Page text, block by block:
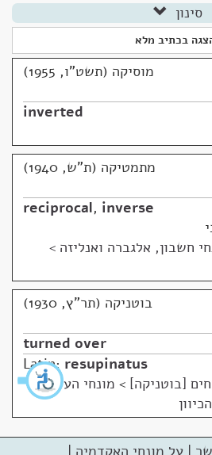
סינון
בכתיב מלא
מוסיקה (תשט"ו, 1955)
inverted
מתמטיקה (ת"ש, 1940)
reciprocal, inverse
חשבון, אלגברה ואנליזה >
בוטניקה (תר"ץ, 1930)
turned over
Latin: resupinatus
[בוטניקה] > מונחי העלה,
| על מונחי האקדמיה |